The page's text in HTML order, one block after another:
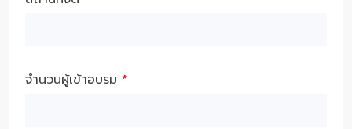
จำนวนผู้เข้าอบรม *